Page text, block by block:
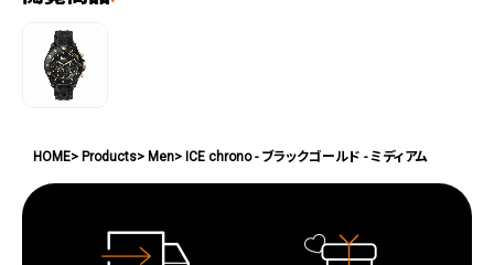
HOME Products Men ICE chrono - ブラックゴールド - ミディアム